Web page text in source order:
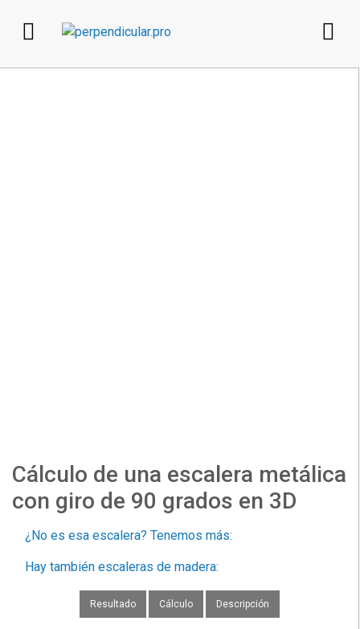
Cálculo de una escalera metálica
con giro de 90 grados en 3D
¿No es esa escalera? Tenemos más:
Hay también escaleras de madera:
Resultado Cálculo Descripción